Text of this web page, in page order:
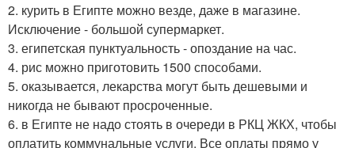
2. курить в Египте можно везде, даже в магазине.
Исключение - большой супермаркет.
3. египетская пунктуальность - опоздание на час.
4. рис можно приготовить 1500 способами.
5. оказывается, лекарства могут быть дешевыми и
никогда не бывают просроченные.
6. в Египте не надо стоять в очереди в РКЦ ЖКХ, чтобы
оплатить коммунальные услуги. Все оплаты прямо у